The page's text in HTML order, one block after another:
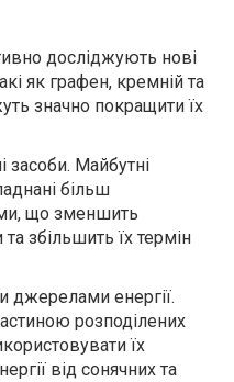
досліджують нові
як графен, кремній та
значно покращити їх
засоби. Майбутні
більш
що зменшить
збільшить їх термін
джерелами енергії.
розподілених
їх
від сонячних та